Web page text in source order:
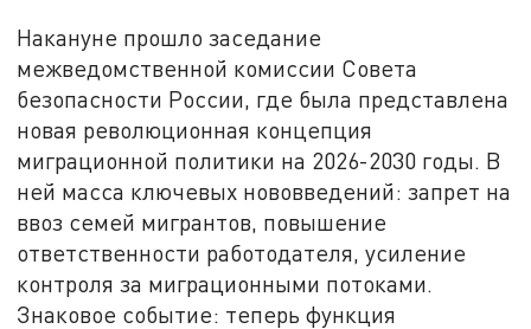
Накануне прошло заседание
межведомственной комиссии Совета
безопасности России, где была представлена
новая революционная концепция
миграционной политики на 2026-2030 годы. В
ней масса ключевых нововведений: запрет на
ввоз семей мигрантов, повышение
ответственности работодателя, усиление
контроля за миграционными потоками.
Знаковое событие: теперь функция